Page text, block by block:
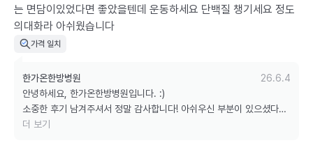
는 면담이있었다면 좋았을텐데 운동하세요 단백질 챙기세요 정도
의대화라 아쉬웠습니다
가격 일치
한가온한방병원
26.6.4
안녕하세요, 한가온한방병원입니다. :)
소중한 후기 남겨주셔서 정말 감사합니다! 아쉬우신 부분이 있으셨다니
저희도 마음이 쓰입니다. 다음 방문하실땐 편안한 진료 시간이 될 수 있
더 보기